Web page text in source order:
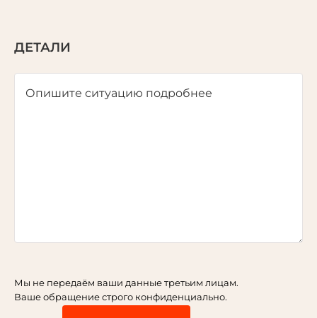
ДЕТАЛИ
Опишите ситуацию подробнее
Мы не передаём ваши данные третьим лицам.
Ваше обращение строго конфиденциально.